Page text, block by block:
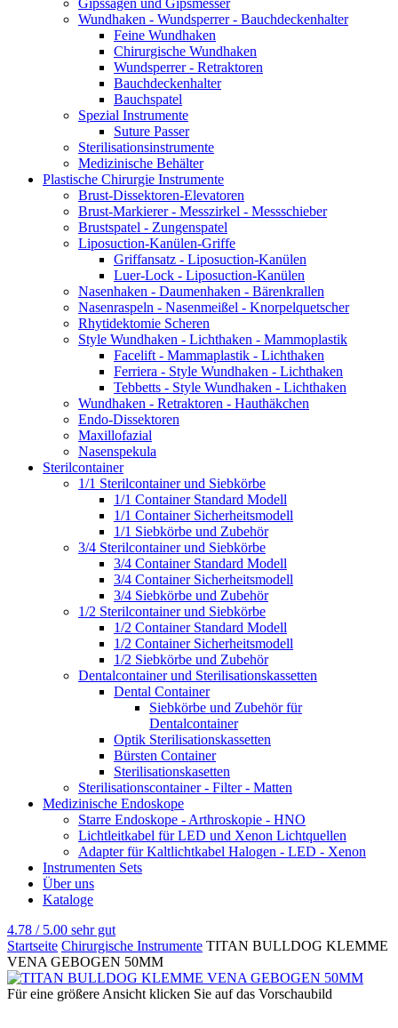
Gipssägen und Gipsmesser
Wundhaken - Wundsperrer - Bauchdeckenhalter
Feine Wundhaken
Chirurgische Wundhaken
Wundsperrer - Retraktoren
Bauchdeckenhalter
Bauchspatel
Spezial Instrumente
Suture Passer
Sterilisationsinstrumente
Medizinische Behälter
Plastische Chirurgie Instrumente
Brust-Dissektoren-Elevatoren
Brust-Markierer - Messzirkel - Messschieber
Brustspatel - Zungenspatel
Liposuction-Kanülen-Griffe
Griffansatz - Liposuction-Kanülen
Luer-Lock - Liposuction-Kanülen
Nasenhaken - Daumenhaken - Bärenkrallen
Nasenraspeln - Nasenmeißel - Knorpelquetscher
Rhytidektomie Scheren
Style Wundhaken - Lichthaken - Mammoplastik
Facelift - Mammaplastik - Lichthaken
Ferriera - Style Wundhaken - Lichthaken
Tebbetts - Style Wundhaken - Lichthaken
Wundhaken - Retraktoren - Hauthäkchen
Endo-Dissektoren
Maxillofazial
Nasenspekula
Sterilcontainer
1/1 Sterilcontainer und Siebkörbe
1/1 Container Standard Modell
1/1 Container Sicherheitsmodell
1/1 Siebkörbe und Zubehör
3/4 Sterilcontainer und Siebkörbe
3/4 Container Standard Modell
3/4 Container Sicherheitsmodell
3/4 Siebkörbe und Zubehör
1/2 Sterilcontainer und Siebkörbe
1/2 Container Standard Modell
1/2 Container Sicherheitsmodell
1/2 Siebkörbe und Zubehör
Dentalcontainer und Sterilisationskassetten
Dental Container
Siebkörbe und Zubehör für
Dentalcontainer
Optik Sterilisationskassetten
Bürsten Container
Sterilisationskasetten
Sterilisationscontainer - Filter - Matten
Medizinische Endoskope
Starre Endoskope - Arthroskopie - HNO
Lichtleitkabel für LED und Xenon Lichtquellen
Adapter für Kaltlichtkabel Halogen - LED - Xenon
Instrumenten Sets
Über uns
Kataloge
4.78 / 5.00 sehr gut
Startseite Chirurgische Instrumente TITAN BULLDOG KLEMME
VENA GEBOGEN 50MM
Für eine größere Ansicht klicken Sie auf das Vorschaubild